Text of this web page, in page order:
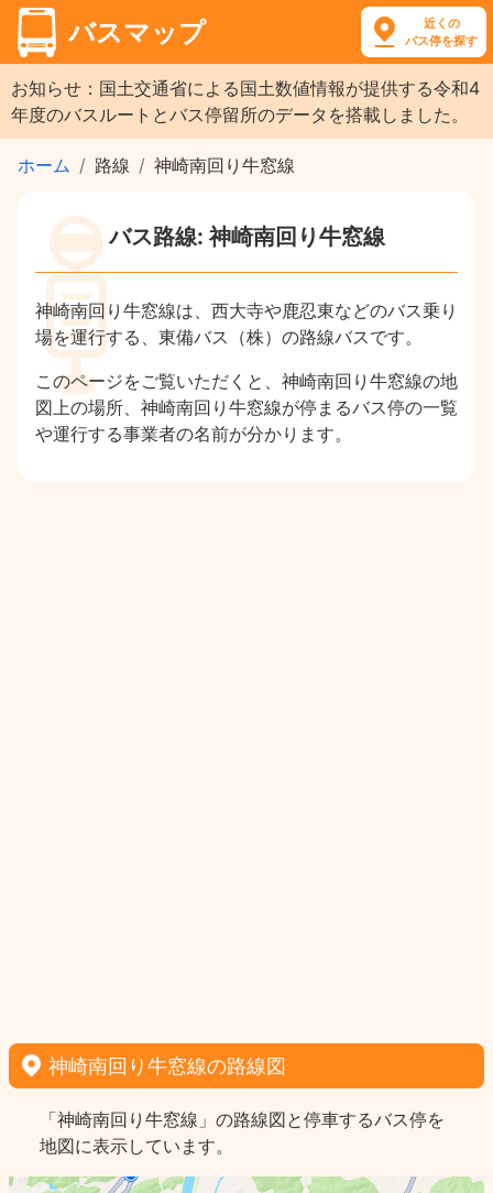
バスマップ
近くの
バス停を探す
お知らせ：国土交通省による国土数値情報が提供する令和4
年度のバスルートとバス停留所のデータを搭載しました。
ホーム 路線 神崎南回り牛窓線
バス路線: 神崎南回り牛窓線
神崎南回り牛窓線は、西大寺や鹿忍東などのバス乗り
場を運行する、東備バス（株）の路線バスです。
このページをご覧いただくと、神崎南回り牛窓線の地
図上の場所、神崎南回り牛窓線が停まるバス停の一覧
や運行する事業者の名前が分かります。
神崎南回り牛窓線の路線図
「神崎南回り牛窓線」の路線図と停車するバス停を
地図に表示しています。